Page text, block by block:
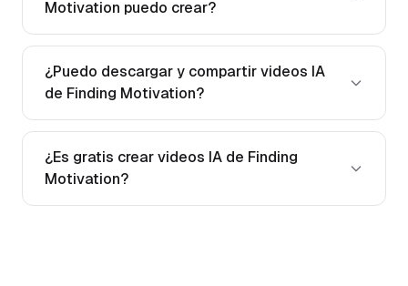
Motivation puedo crear?
¿Puedo descargar y compartir videos IA
de Finding Motivation?
¿Es gratis crear videos IA de Finding
Motivation?